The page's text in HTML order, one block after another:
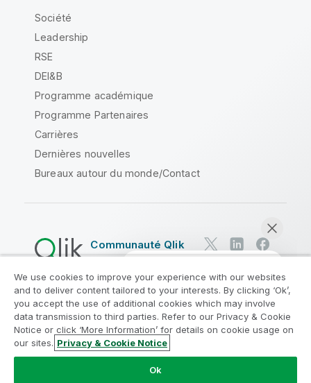
Discuter maintenant
Société
Leadership
RSE
DEI&B
Programme académique
Programme Partenaires
Carrières
Dernières nouvelles
Bureaux autour du monde/Contact
Communauté Qlik
Contrats juridiques
Conditions d'utilisation des produits
Legal Policies
Conditions légales
Conditions d'utilisation
Marques
Do Not Share My Info
Copyright © 1993-2026 QlikTech International AB. Tous
We use cookies to improve your experience with our websites
and to deliver content tailored to your interests. By clicking ‘Ok’,
you accept the use of additional cookies which may involve
data transmission to third parties. Refer to our Privacy & Cookie
Notice or click ‘More Information’ for details on cookie usage on
our sites. Privacy & Cookie Notice
Ok